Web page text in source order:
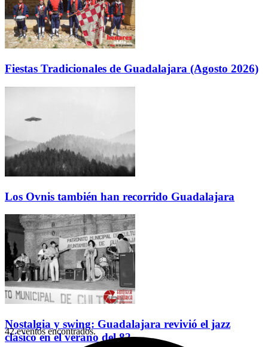
Fiestas Tradicionales de Guadalajara (Agosto 2026)
Los Ovnis también han recorrido Guadalajara
Nostalgia y swing: Guadalajara revivió el jazz
clásico en el verano del 82
42 eventos encontrados.